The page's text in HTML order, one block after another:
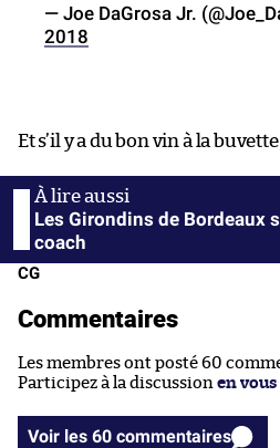
— Joe DaGrosa Jr.
2018
Et s’il y a du bon vin à la
Les Girondins de Bordeaux
coach
CG
Commentaires
Les membres ont posté 60
Participez à la discussion en
Voir les 60 commentaires